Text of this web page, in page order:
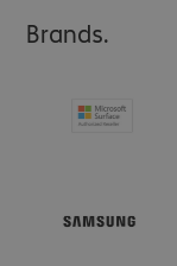
Brands.